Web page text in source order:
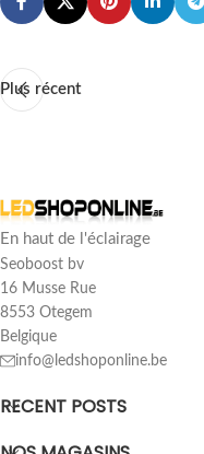
Plus récent
En haut de l'éclairage
Seoboost bv
16 Musse Rue
8553 Otegem
Belgique
info@ledshoponline.be
RECENT POSTS